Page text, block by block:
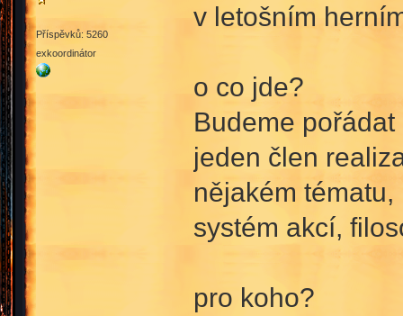
Příspěvků: 5260
exkoordinátor
v letošním
o co jde?
Budeme
jeden člen
nějakém
systém akcí,
pro koho?